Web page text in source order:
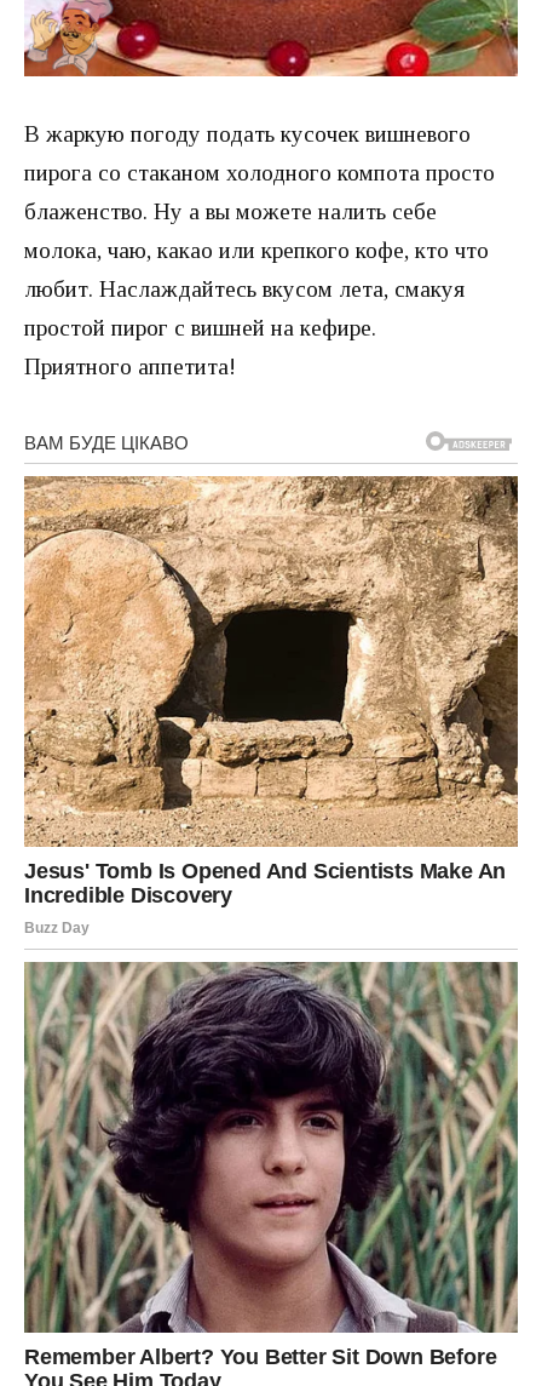
В жаркую погоду подать кусочек вишневого
пирога со стаканом холодного компота просто
блаженство. Ну а вы можете налить себе
молока, чаю, какао или крепкого кофе, кто что
любит. Наслаждайтесь вкусом лета, смакуя
простой пирог с вишней на кефире.
Приятного аппетита!